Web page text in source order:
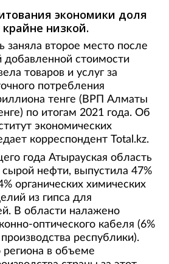
экономики доля
крайне низкой.
заняла второе место после
стоимости
товаров и услуг за
потребления
тенге (ВРП Алматы
по итогам 2021 года. Об
экономических
корреспондент Total.kz.
года Атырауская область
нефти, выпустила 47%
органических химических
из гипса для
В области налажено
оптического кабеля (6%
республики).
региона в объеме